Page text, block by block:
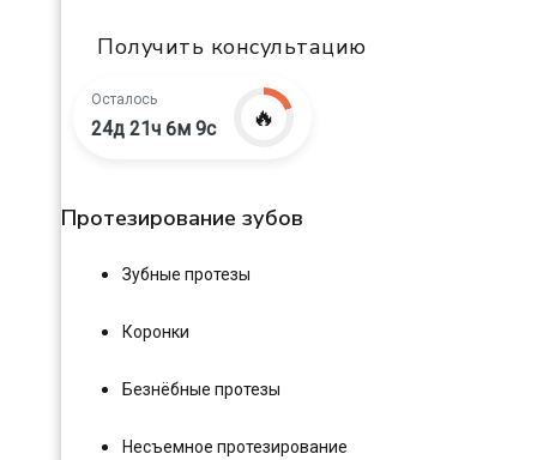
Получить консультацию
Осталось
24д 21ч 6м 8с 🔥
Протезирование зубов
Зубные протезы
Коронки
Безнёбные протезы
Несъемное протезирование